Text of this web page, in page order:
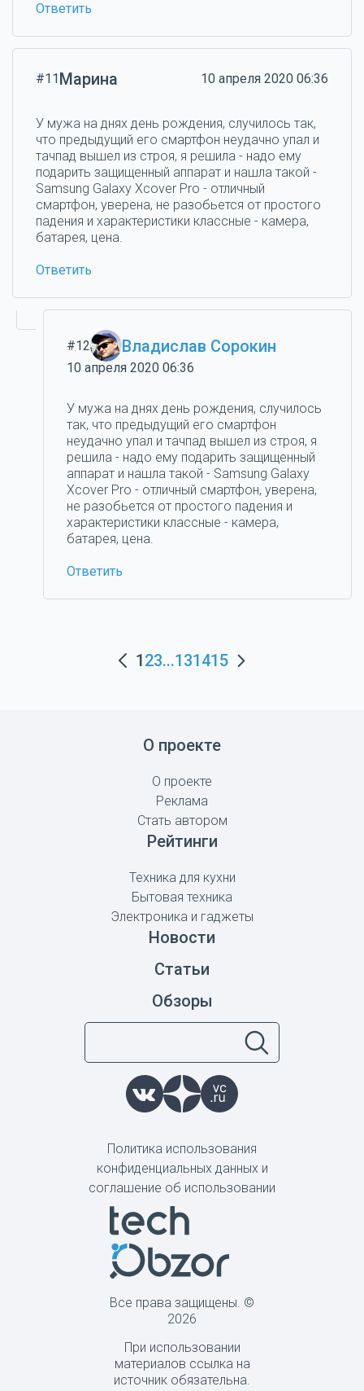
Ответить
#11Марина 10 апреля 2020 06:36
У мужа на днях день рождения, случилось так,
что предыдущий его смартфон неудачно упал и
тачпад вышел из строя, я решила - надо ему
подарить защищенный аппарат и нашла такой -
Samsung Galaxy Xcover Pro - отличный
смартфон, уверена, не разобьется от простого
падения и характеристики классные - камера,
батарея, цена.
Ответить
#12 Владислав Сорокин
10 апреля 2020 06:36
У мужа на днях день рождения, случилось
так, что предыдущий его смартфон
неудачно упал и тачпад вышел из строя, я
решила - надо ему подарить защищенный
аппарат и нашла такой - Samsung Galaxy
Xcover Pro - отличный смартфон, уверена,
не разобьется от простого падения и
характеристики классные - камера,
батарея, цена.
Ответить
123...131415
Все права защищены. ©
2026
При использовании
материалов ссылка на
источник обязательна.
О проекте
О проекте
Реклама
Стать автором
Рейтинги
Техника для кухни
Бытовая техника
Электроника и гаджеты
Новости
Статьи
Обзоры
Политика использования
конфиденциальных данных и
соглашение об использовании